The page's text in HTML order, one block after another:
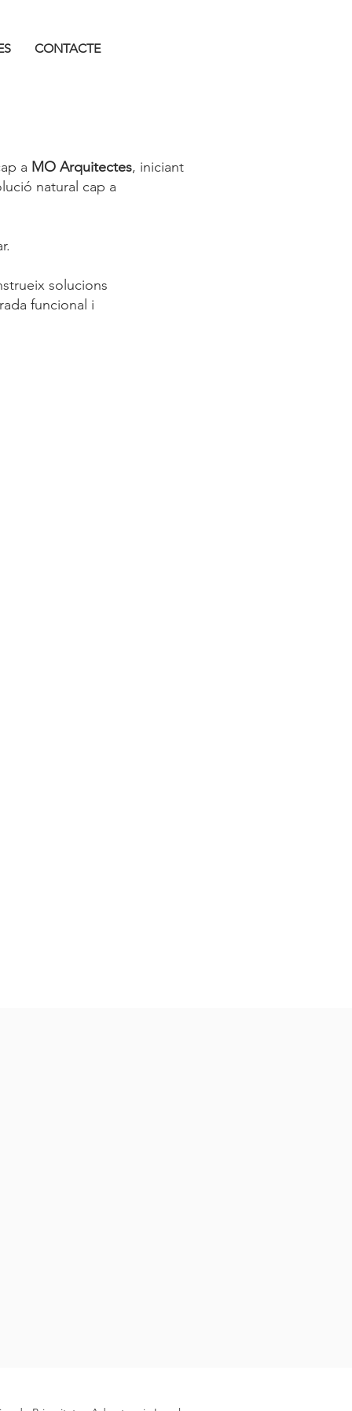
CONTACTE
a MO Arquitectes, iniciant
natural cap a
solucions
funcional i